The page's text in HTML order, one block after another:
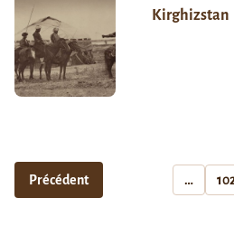
Kirghizstan
Précédent …